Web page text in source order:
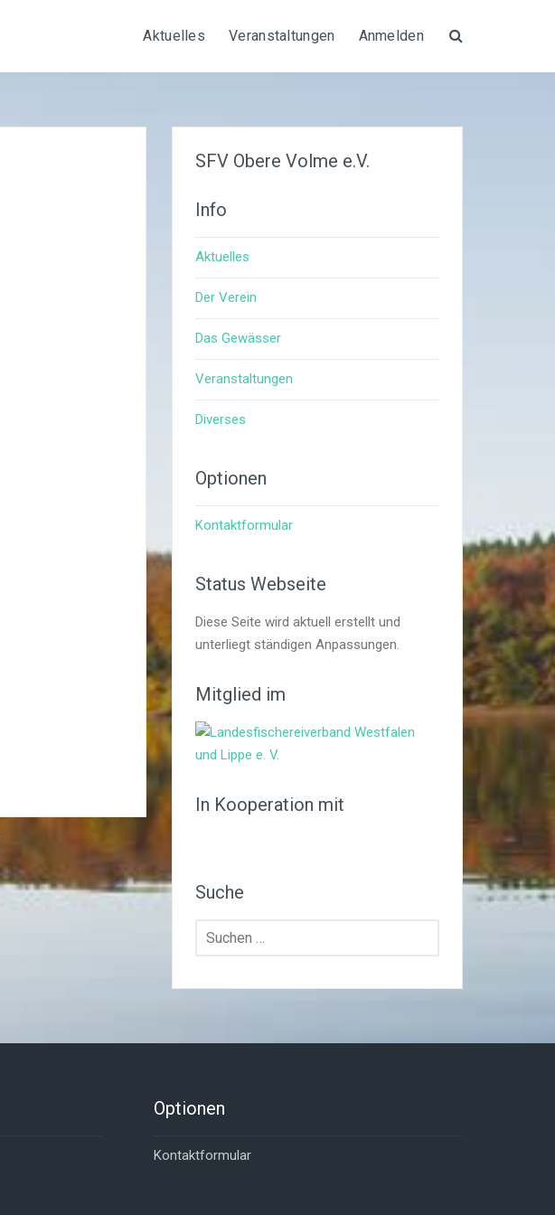
Aktuelles Veranstaltungen Anmelden
SFV Obere Volme e.V.
Info
Aktuelles
Der Verein
Das Gewässer
Veranstaltungen
Diverses
Optionen
Kontaktformular
Status Webseite
Diese Seite wird aktuell erstellt und
unterliegt ständigen Anpassungen.
Mitglied im
In Kooperation mit
Suche
Suchen
Optionen
Kontaktformular